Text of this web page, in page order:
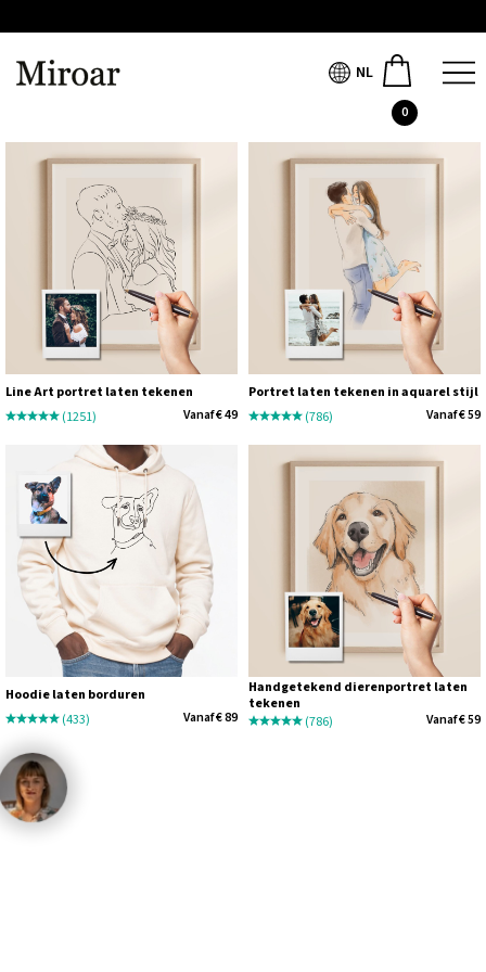
NL
0
Line Art portret laten tekenen
(1251)
Vanaf € 49
Portret laten tekenen in aquarel stijl
(786)
Vanaf € 59
Hoodie laten borduren
(433)
Vanaf € 89
Handgetekend dierenportret laten
tekenen
(786)
Vanaf € 59